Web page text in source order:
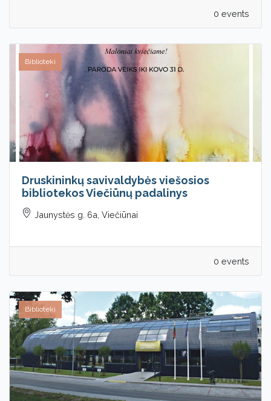
0 events
Biblioteki
Druskininkų savivaldybės viešosios
bibliotekos Viečiūnų padalinys
Jaunystės g. 6a, Viečiūnai
0 events
Biblioteki